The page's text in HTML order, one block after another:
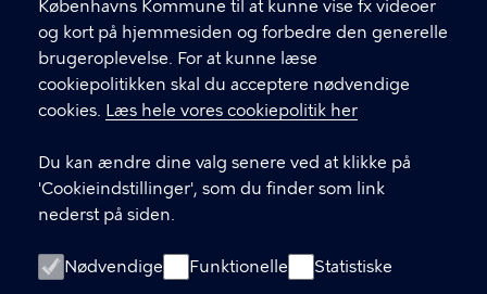
Københavns Kommune til at kunne vise fx videoer
og kort på hjemmesiden og forbedre den generelle
brugeroplevelse. For at kunne læse
cookiepolitikken skal du acceptere nødvendige
cookies. Læs hele vores cookiepolitik her
Du kan ændre dine valg senere ved at klikke på
'Cookieindstillinger', som du finder som link
nederst på siden.
Nødvendige Funktionelle Statistiske
CVR-nummer64942212
GENVEJE
Digital Post
Databeskyttelse
Tilgængelighedserklæring